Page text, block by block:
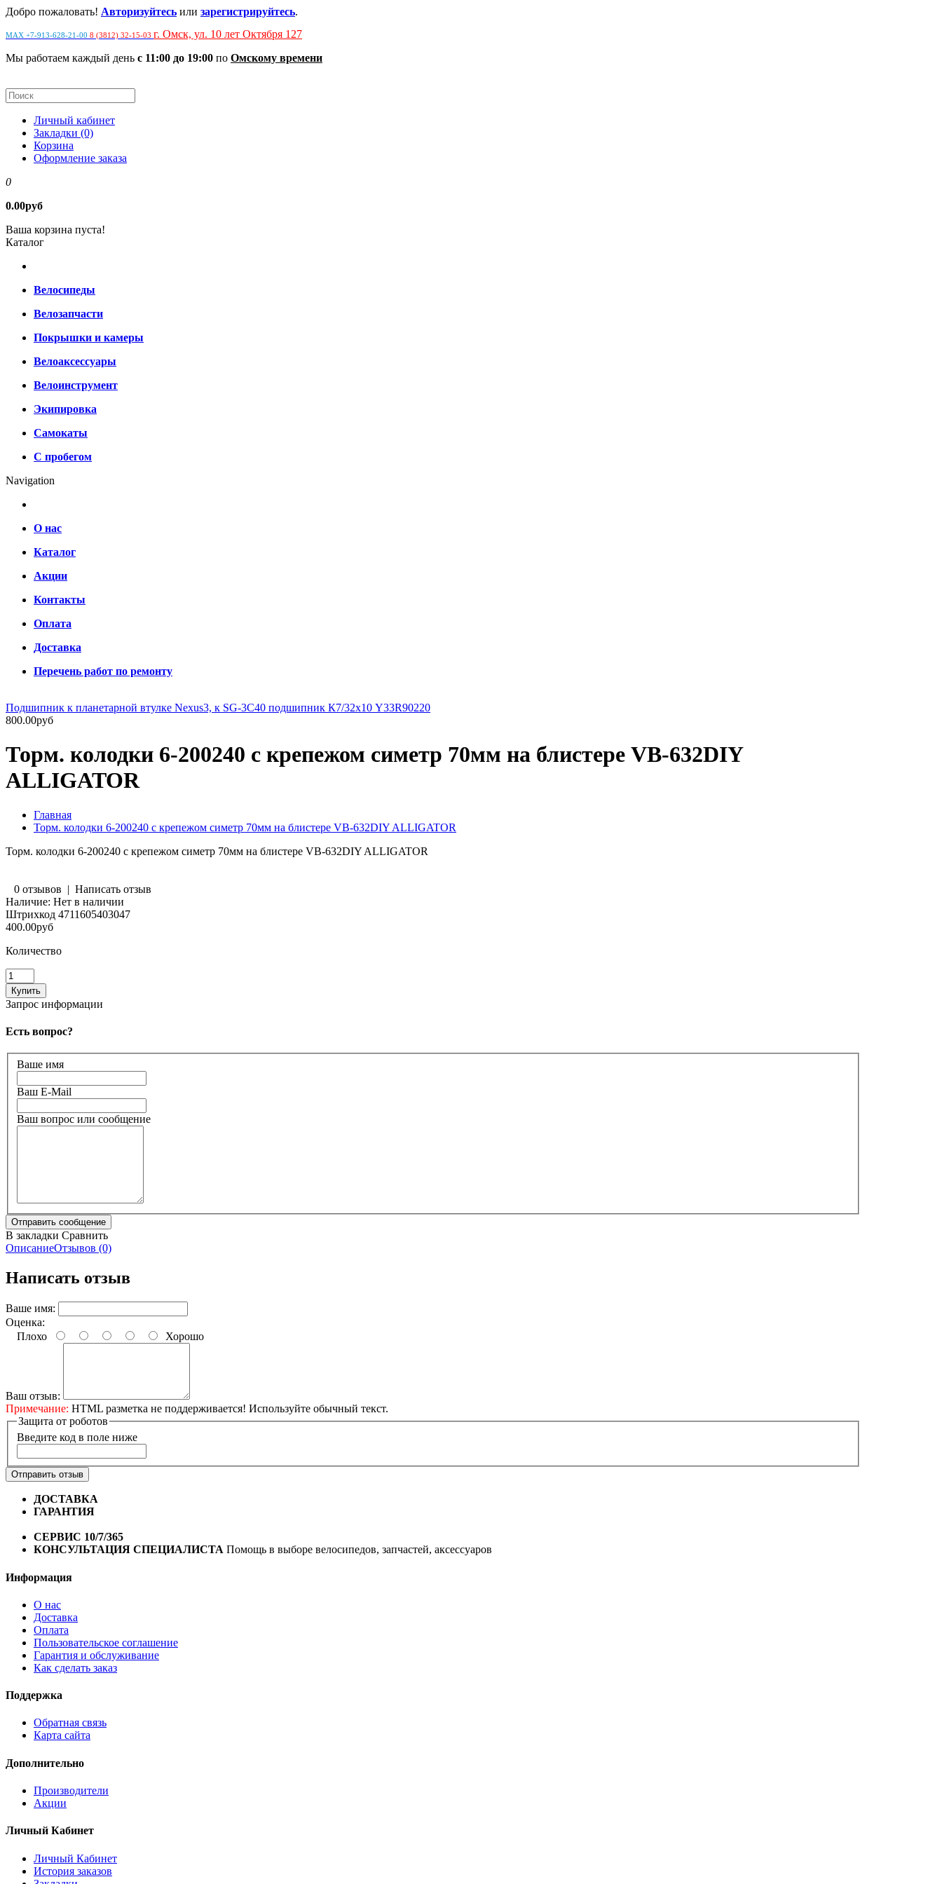
Добро пожаловать! Авторизуйтесь или зарегистрируйтесь.
MAX +7-913-628-21-00 8 (3812) 32-15-03 г. Омск, ул. 10 лет Октября 127
Мы работаем каждый день с 11:00 до 19:00 по Омскому времени
Личный кабинет
Закладки (0)
Корзина
Оформление заказа
0
0.00руб
Ваша корзина пуста!
Каталог
Велосипеды
Велозапчасти
Покрышки и камеры
Велоаксессуары
Велоинструмент
Экипировка
Самокаты
С пробегом
Navigation
О нас
Каталог
Акции
Контакты
Оплата
Доставка
Перечень работ по ремонту
Подшипник к планетарной втулке Nexus3, к SG-3C40 подшипник К7/32х10 Y33R90220
800.00руб
Торм. колодки 6-200240 с крепежом симетр 70мм на блистере VB-632DIY
ALLIGATOR
Главная
Торм. колодки 6-200240 с крепежом симетр 70мм на блистере VB-632DIY ALLIGATOR
Торм. колодки 6-200240 с крепежом симетр 70мм на блистере VB-632DIY ALLIGATOR
0 отзывов | Написать отзыв
Наличие: Нет в наличии
Штрихкод 4711605403047
400.00руб
Количество
Запрос информации
Есть вопрос?
Ваше имя
Ваш E-Mail
Ваш вопрос или сообщение
В закладки Сравнить
ОписаниеОтзывов (0)
Написать отзыв
Ваше имя:
Оценка:
Плохо
Хорошо
Ваш отзыв:
Примечание: HTML разметка не поддерживается! Используйте обычный текст.
Защита от роботов
Введите код в поле ниже
Отправить отзыв
ДОСТАВКА
ГАРАНТИЯ
СЕРВИС 10/7/365
КОНСУЛЬТАЦИЯ СПЕЦИАЛИСТА Помощь в выборе велосипедов, запчастей, аксессуаров
Информация
О нас
Доставка
Оплата
Пользовательское соглашение
Гарантия и обслуживание
Как сделать заказ
Поддержка
Обратная связь
Карта сайта
Дополнительно
Производители
Акции
Личный Кабинет
Личный Кабинет
История заказов